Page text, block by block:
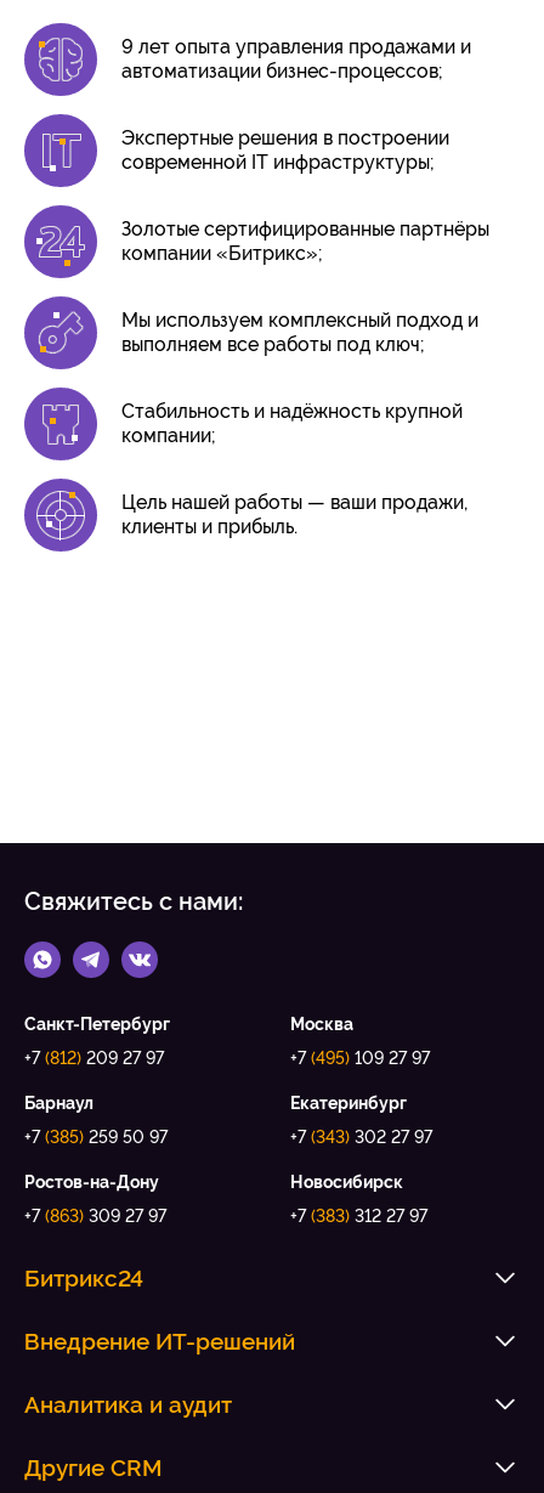
9 лет опыта управления продажами и
автоматизации бизнес-процессов;
Экспертные решения в построении
современной IT инфраструктуры;
Золотые сертифицированные партнёры
компании «Битрикс»;
Мы используем комплексный подход и
выполняем все работы под ключ;
Стабильность и надёжность крупной
компании;
Цель нашей работы — ваши продажи,
клиенты и прибыль.
Свяжитесь с нами:
Санкт-Петербург
+7(812) 209 27 97
Москва
+7(495) 109 27 97
Барнаул
+7(385) 259 50 97
Екатеринбург
+7(343) 302 27 97
Ростов-на-Дону
+7(863) 309 27 97
Новосибирск
+7(383) 312 27 97
Битрикс24
Внедрение ИТ-решений
Аналитика и аудит
Другие CRM